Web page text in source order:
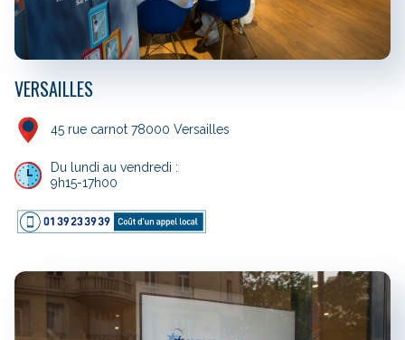
VERSAILLES
45 rue carnot 78000 Versailles
Du lundi au vendredi :
9h15-17h00